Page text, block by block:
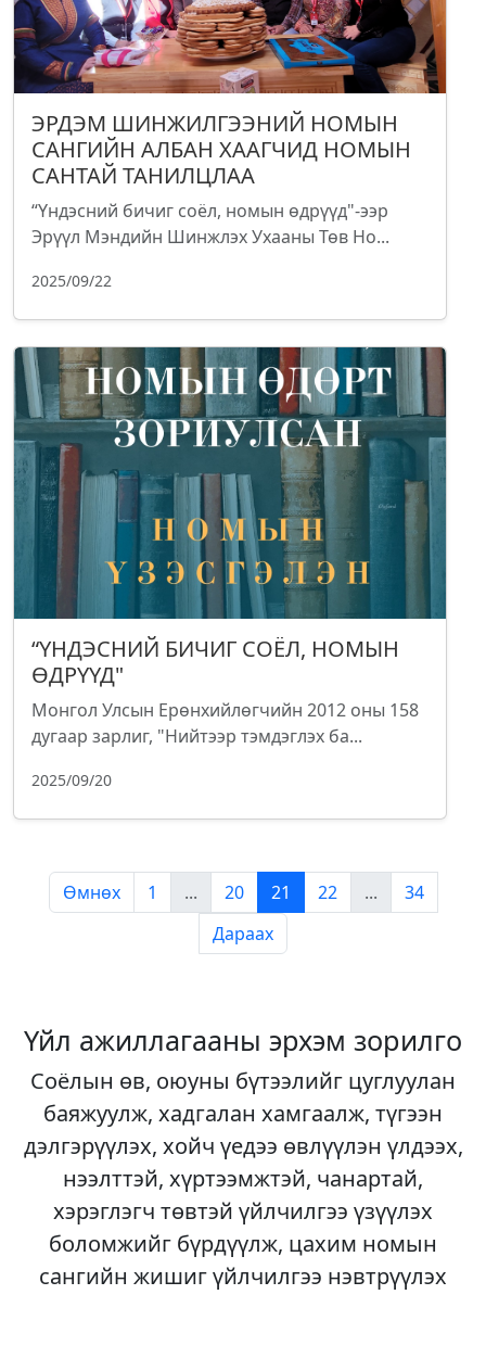
ЭРДЭМ ШИНЖИЛГЭЭНИЙ НОМЫН
САНГИЙН АЛБАН ХААГЧИД НОМЫН
САНТАЙ ТАНИЛЦЛАА
“Үндэсний бичиг соёл, номын өдрүүд"-ээр
Эрүүл Мэндийн Шинжлэх Ухааны Төв Но...
2025/09/22
“ҮНДЭСНИЙ БИЧИГ СОЁЛ, НОМЫН
ӨДРҮҮД"
Монгол Улсын Ерөнхийлөгчийн 2012 оны 158
дугаар зарлиг, "Нийтээр тэмдэглэх ба...
2025/09/20
Өмнөх 1 ... 20 21 22 ...
34
Дараах
Үйл ажиллагааны эрхэм зорилго
Соёлын өв, оюуны бүтээлийг цуглуулан
баяжуулж, хадгалан хамгаалж, түгээн
дэлгэрүүлэх, хойч үедээ өвлүүлэн үлдээх,
нээлттэй, хүртээмжтэй, чанартай,
хэрэглэгч төвтэй үйлчилгээ үзүүлэх
боломжийг бүрдүүлж, цахим номын
сангийн жишиг үйлчилгээ нэвтрүүлэх